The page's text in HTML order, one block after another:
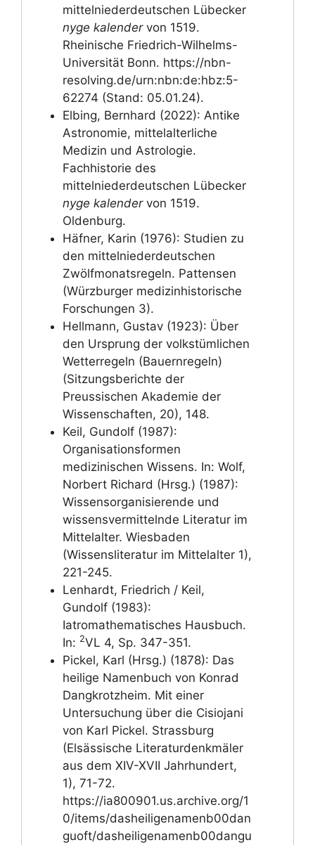
mittelniederdeutschen Lübecker
nyge kalendervon 1519.
Rheinische Friedrich-Wilhelms-
Universität Bonn. https://nbn-
resolving.de/urn:nbn:de:hbz:5-
62274 (Stand: 05.01.24).
Elbing, Bernhard (2022): Antike
Astronomie, mittelalterliche
Medizin und Astrologie.
Fachhistorie des
mittelniederdeutschen Lübecker
nyge kalendervon 1519.
Oldenburg.
Häfner, Karin (1976): Studien zu
den mittelniederdeutschen
Zwölfmonatsregeln. Pattensen
(Würzburger medizinhistorische
Forschungen 3).
Hellmann, Gustav (1923): Über
den Ursprung der volkstümlichen
Wetterregeln (Bauernregeln)
(Sitzungsberichte der
Preussischen Akademie der
Wissenschaften, 20), 148.
Keil, Gundolf (1987):
Organisationsformen
medizinischen Wissens. In: Wolf,
Norbert Richard (Hrsg.) (1987):
Wissensorganisierende und
wissensvermittelnde Literatur im
Mittelalter. Wiesbaden
(Wissensliteratur im Mittelalter 1),
221-245.
Lenhardt, Friedrich / Keil,
Gundolf (1983):
Iatromathematisches Hausbuch.
In: 2VL 4, Sp. 347-351.
Pickel, Karl (Hrsg.) (1878): Das
heilige Namenbuch von Konrad
Dangkrotzheim. Mit einer
Untersuchung über die Cisiojani
von Karl Pickel. Strassburg
(Elsässische Literaturdenkmäler
aus dem XIV-XVII Jahrhundert,
1), 71-72.
https://ia800901.us.archive.org/1
0/items/dasheiligenamenb00dan
guoft/dasheiligenamenb00dangu